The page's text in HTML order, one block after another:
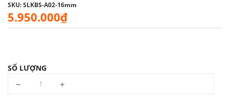
SKU: SLKBS-A02-16mm
5.950.000₫
SỐ LƯỢNG